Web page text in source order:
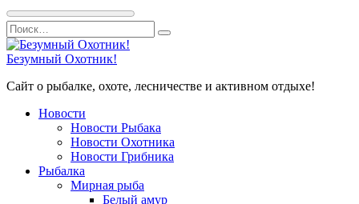
Перейти
к
содержанию
Search
for:
Безумный Охотник!
Сайт о рыбалке, охоте, лесничестве и активном отдыхе!
Новости
Новости Рыбака
Новости Охотника
Новости Грибника
Рыбалка
Мирная рыба
Белый амур